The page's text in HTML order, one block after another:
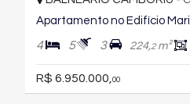
4 5 3 224,2m²
R$ 6.950.000, 00